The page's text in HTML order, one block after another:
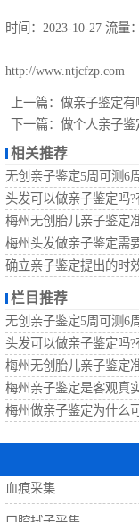
时间：2023-10-27 流量
http://www.ntjcfzp.com
上一篇： 做亲子鉴定有
下一篇： 做个人亲子
相关推荐
无创亲子鉴定5周可测6
梅州头发做亲子鉴定需
确立亲子鉴定提出的时
栏目推荐
无创亲子鉴定5周可测6
梅州亲子鉴定是客观真
血痕采集
定
梅州无创胎儿亲
子鉴定
定
梅州孕期亲子鉴
定